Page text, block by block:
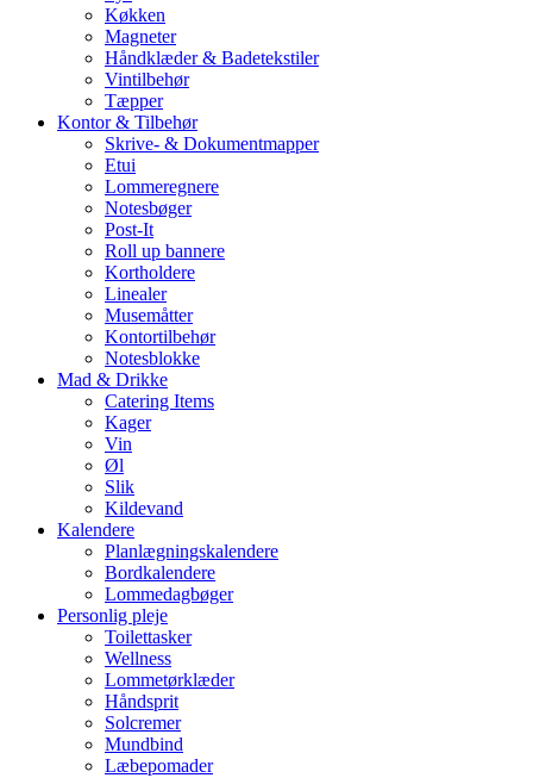
Køkken
Magneter
Håndklæder & Badetekstiler
Vintilbehør
Tæpper
Kontor & Tilbehør
Skrive- & Dokumentmapper
Etui
Lommeregnere
Notesbøger
Post-It
Roll up bannere
Kortholdere
Linealer
Musemåtter
Kontortilbehør
Notesblokke
Mad & Drikke
Catering Items
Kager
Vin
Øl
Slik
Kildevand
Kalendere
Planlægningskalendere
Bordkalendere
Lommedagbøger
Personlig pleje
Toilettasker
Wellness
Lommetørklæder
Håndsprit
Solcremer
Mundbind
Læbepomader